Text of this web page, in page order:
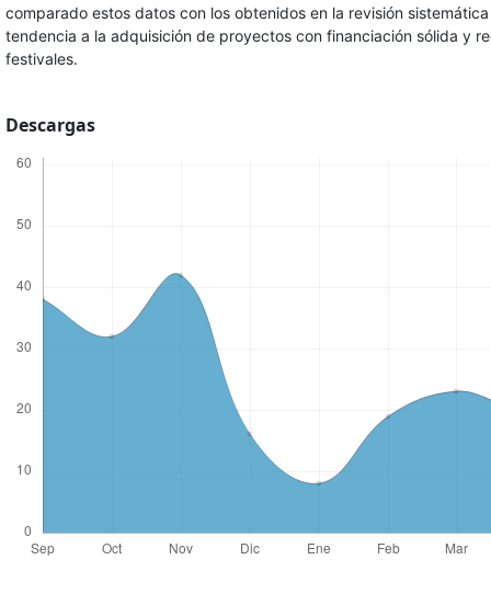
comparado estos datos con los obtenidos en la revisión
tendencia a la adquisición de proyectos con financiación sólida y
festivales.
Descargas